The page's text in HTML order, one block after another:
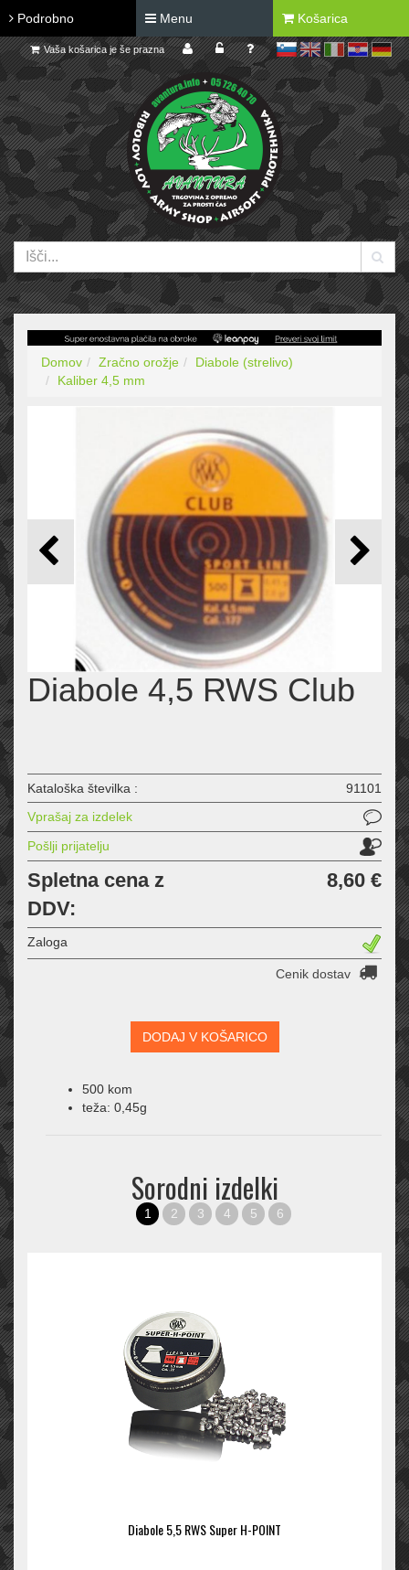
Podrobno Menu Košarica
sl en it hr de
Vaša košarica je še prazna
Domov Zračno orožje
Diabole (strelivo)
Kaliber 4,5 mm
Diabole 4,5 RWS Club
Kataloška številka :
91101
Vprašaj za izdelek
Pošlji prijatelju
Spletna cena z
DDV:
8,60 €
Zaloga
Cenik dostav
DODAJ V KOŠARICO
500 kom
teža: 0,45g
Sorodni izdelki
1 2 3 4 5 6
Diabole 5,5 RWS Super H-POINT